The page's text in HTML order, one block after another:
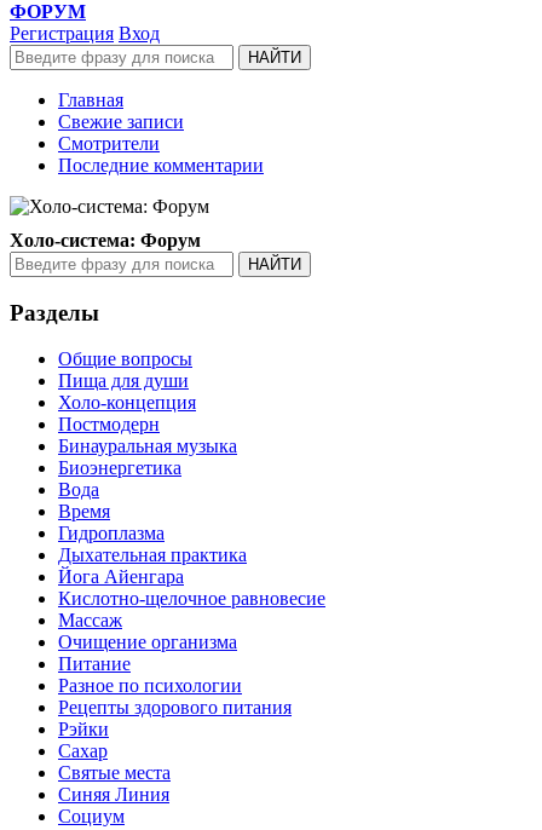
ФОРУМ
Регистрация Вход
Главная
Свежие записи
Смотрители
Последние комментарии
Холо-система: Форум
Разделы
Общие вопросы
Пища для души
Холо-концепция
Постмодерн
Бинауральная музыка
Биоэнергетика
Вода
Время
Гидроплазма
Дыхательная практика
Йога Айенгара
Кислотно-щелочное равновесие
Массаж
Очищение организма
Питание
Разное по психологии
Рецепты здорового питания
Рэйки
Сахар
Святые места
Синяя Линия
Социум